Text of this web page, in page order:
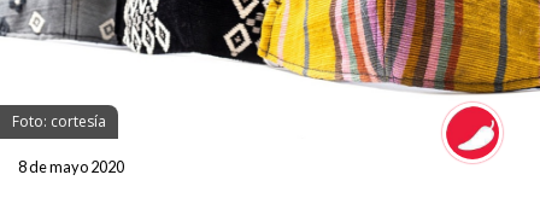
Foto: cortesía
8 de mayo 2020